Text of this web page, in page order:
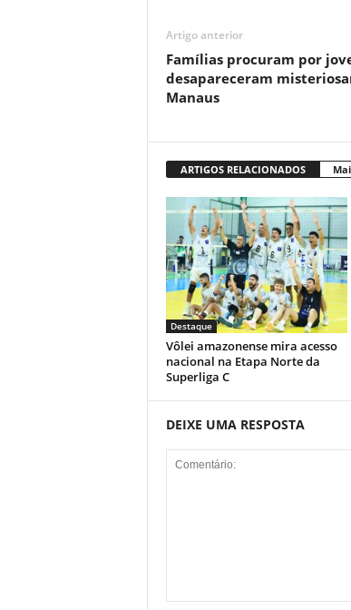
Artigo anterior
Famílias procuram por
desapareceram
Manaus
ARTIGOS RELACIONADOS
Destaque
Vôlei amazonense mira acesso
nacional na Etapa Norte da
Superliga C
DEIXE UMA RESPOSTA